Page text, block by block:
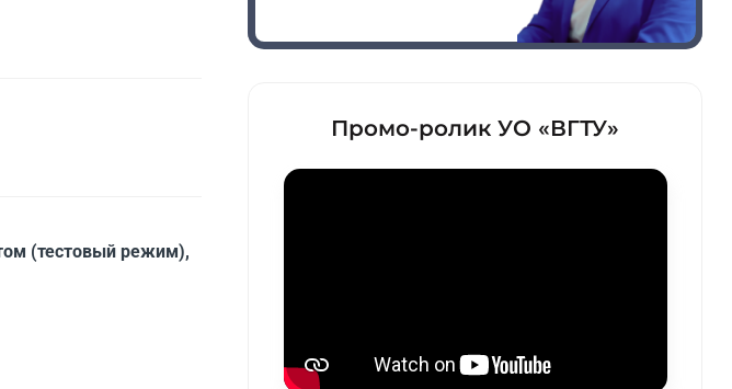
(тестовый режим),
Промо-ролик УО «ВГТУ»